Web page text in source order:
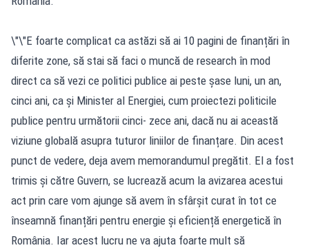
\"\"E foarte complicat ca astăzi să ai 10 pagini de finanțări în
diferite zone, să stai să faci o muncă de research în mod
direct ca să vezi ce politici publice ai peste șase luni, un an,
cinci ani, ca și Minister al Energiei, cum proiectezi politicile
publice pentru următorii cinci- zece ani, dacă nu ai această
viziune globală asupra tuturor liniilor de finanțare. Din acest
punct de vedere, deja avem memorandumul pregătit. El a fost
trimis și către Guvern, se lucrează acum la avizarea acestui
act prin care vom ajunge să avem în sfârșit curat în tot ce
înseamnă finanțări pentru energie și eficiență energetică în
România. Iar acest lucru ne va ajuta foarte mult să